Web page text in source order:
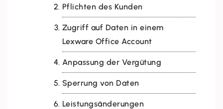
Pflichten des Kunden
Zugriff auf Daten in einem
Lexware Office Account
Anpassung der Vergütung
Sperrung von Daten
Leistungsänderungen